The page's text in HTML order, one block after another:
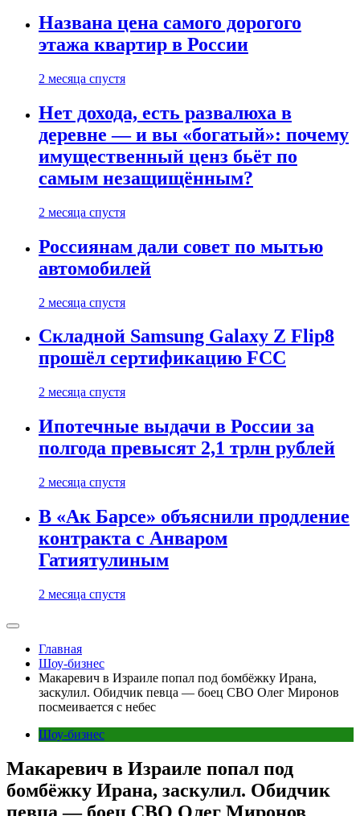
Названа цена самого дорогого
этажа квартир в России
2 месяца спустя
Нет дохода, есть развалюха в
деревне — и вы «богатый»: почему
имущественный ценз бьёт по
самым незащищённым?
2 месяца спустя
Россиянам дали совет по мытью
автомобилей
2 месяца спустя
Складной Samsung Galaxy Z Flip8
прошёл сертификацию FCC
2 месяца спустя
Ипотечные выдачи в России за
полгода превысят 2,1 трлн рублей
2 месяца спустя
В «Ак Барсе» объяснили продление
контракта с Анваром
Гатиятулиным
2 месяца спустя
Главная
Шоу-бизнес
Макаревич в Израиле попал под бомбёжку Ирана,
заскулил. Обидчик певца — боец СВО Олег Миронов
посмеивается с небес
Шоу-бизнес
Макаревич в Израиле попал под
бомбёжку Ирана, заскулил. Обидчик